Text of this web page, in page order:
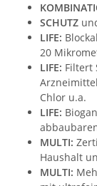
SCHUTZ
LIFE:
20
LIFE: Filtert
Chlor u.a.
LIFE:
MULTI:
Haushalt
MULTI: